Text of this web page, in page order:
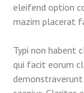
eleifend option
mazim placerat
Typi non habent
qui facit eorum